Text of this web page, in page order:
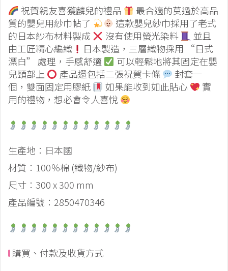
祝賀親友喜獲麟兒的禮品
最合適的莫過於高品
質的嬰兒用紗巾帖了
這款嬰兒紗巾採用了老式
的日本紗布材料製成
沒有使用螢光染料
並且
由工匠精心編織
日本製造，三層織物採用 “日式
漂白” 處理，手感舒適
可以輕鬆地將其固定在嬰
兒頸部上
產品還包括二張祝賀卡條
封套一
個，雙面固定用膠紙
如果能收到如此貼心
實
用的禮物，想必會令人喜悅
生產地：日本國
材質：100％棉 (織物/紗布)
尺寸：300 x 300 mm
產品編號：2850470346
購買、付款及收貨方式